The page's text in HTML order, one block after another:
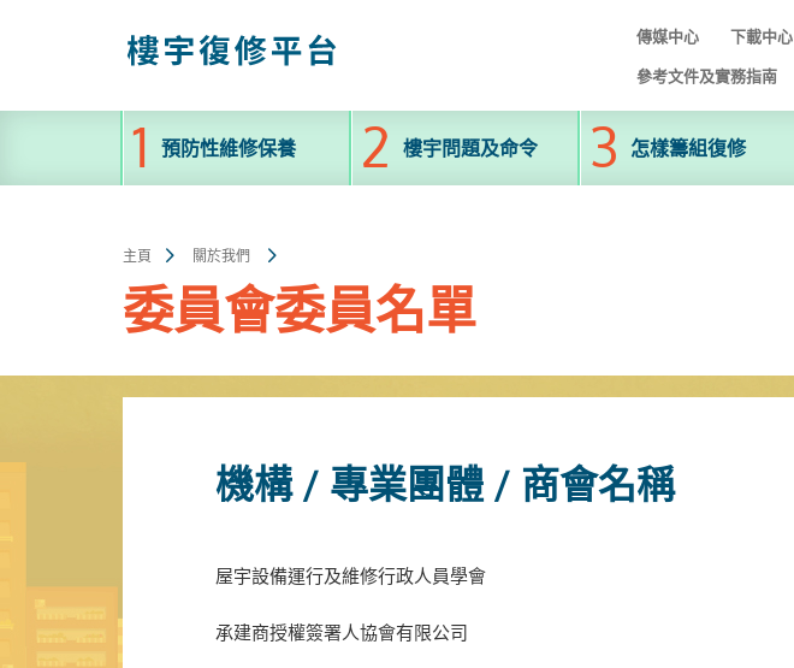
容
傳媒中心 下載中心
參考文件及實務指南
預防性維修保養 樓宇問題及命令 怎樣籌組復修
主頁 關於我們
委員會委員名單
機構 / 專業團體 / 商會名稱
屋宇設備運行及維修行政人員學會
承建商授權簽署人協會有限公司